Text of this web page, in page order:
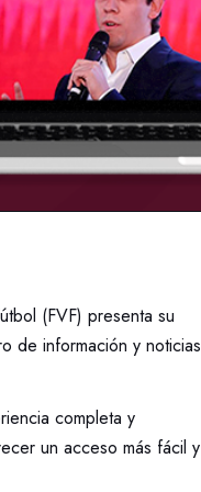
(FVF) presenta su
de información y noticias
completa y
un acceso más fácil y